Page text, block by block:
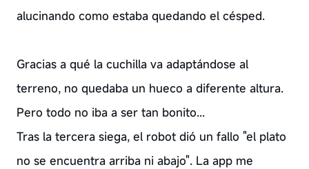
alucinando como estaba quedando el césped.
Gracias a qué la cuchilla va adaptándose al
terreno, no quedaba un hueco a diferente altura.
Pero todo no iba a ser tan bonito...
Tras la tercera siega, el robot dió un fallo "el plato
no se encuentra arriba ni abajo". La app me